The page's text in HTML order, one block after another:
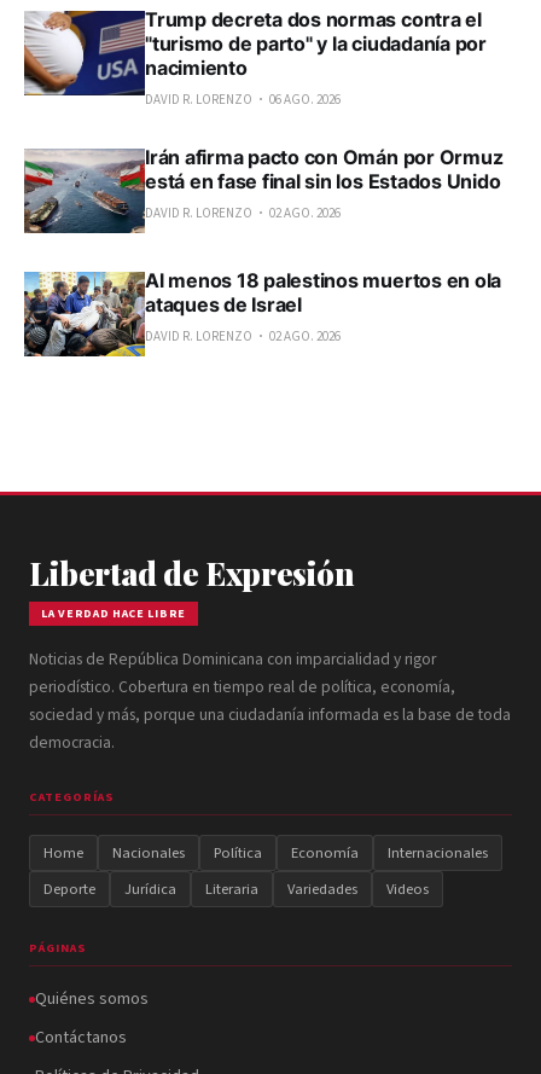
Trump decreta dos normas contra el
"turismo de parto" y la ciudadanía por
nacimiento
DAVID R. LORENZO 06 AGO. 2026
Irán afirma pacto con Omán por Ormuz
está en fase final sin los Estados Unido
DAVID R. LORENZO 02 AGO. 2026
Al menos 18 palestinos muertos en ola
ataques de Israel
DAVID R. LORENZO 02 AGO. 2026
Libertad de Expresión
LA VERDAD HACE LIBRE
Noticias de República Dominicana con imparcialidad y rigor
periodístico. Cobertura en tiempo real de política, economía,
sociedad y más, porque una ciudadanía informada es la base de toda
democracia.
CATEGORÍAS
Home Nacionales Política Economía
Internacionales
Deporte
Jurídica Literaria Variedades Videos
PÁGINAS
Quiénes somos
Contáctanos